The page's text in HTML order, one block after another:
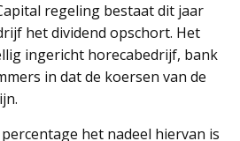
regeling bestaat dit jaar
het dividend opschort. Het
ingericht horecabedrijf, bank
in dat de koersen van de
het nadeel hiervan is